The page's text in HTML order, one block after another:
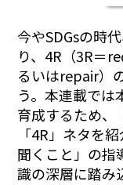
今やSDGsの時
り、4R（3R＝
るいはrepair）
う。本連載では
育成するため、
「4R」ネタを
聞くこと」の指
識の深層に踏み